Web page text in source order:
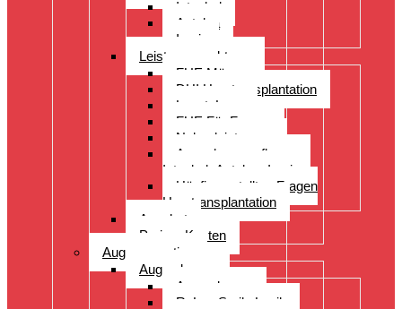
Istanbul
Antalya
Izmir
Leistungsspektrum
FUE Männer
DHI Haartransplantation
LongtoLong
FUE Für Frauen
Nebenleistungen
Augenbrauenpflanzung
Istanbul- Antalya- Izmir
Häufig gestellten Fragen
Haartransplantation
Angebot
Preise- Kosten
Augenoperation
Augen lasern
Augen lasern
ReLex Smile Lasik